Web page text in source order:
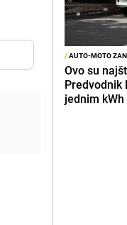
/AUTO-MOTO
Ovo su
Predvodnik
jednim kWh